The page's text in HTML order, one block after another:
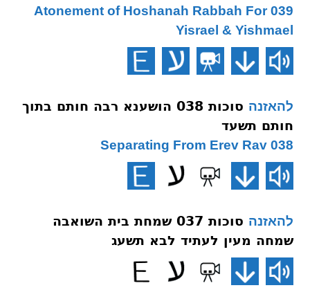
039 Atonement of Hoshanah Rabbah For
Yisrael & Yishmael
להאזנה
סוכות 038 הושענא רבה חותם בתוך
חותם תשעד
038 Separating From Erev Rav
להאזנה
סוכות 037 שמחת בית השואבה
שמחה מעין לעתיד לבא תשעג